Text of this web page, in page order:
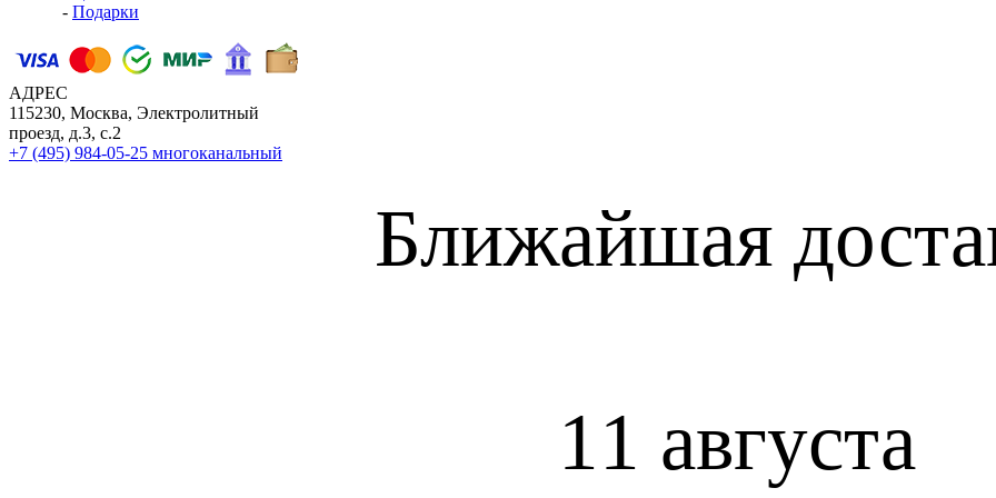
- Подарки
АДРЕС
115230, Москва, Электролитный
проезд, д.3, с.2
+7 (495) 984-05-25 многоканальный
Ближайшая
11 августа